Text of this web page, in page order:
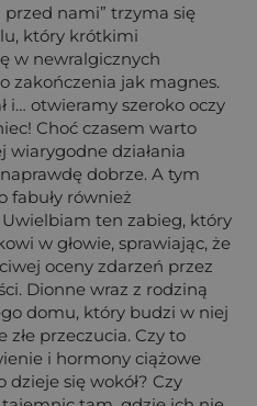
przed nami” trzyma się
który krótkimi
w newralgicznych
zakończenia jak magnes.
i… otwieramy szeroko oczy
Choć czasem warto
działania
dobrze. A tym
fabuły również
ten zabieg, który
w głowie, sprawiając, że
oceny zdarzeń przez
Dionne wraz z rodziną
domu, który budzi w niej
przeczucia. Czy to
i hormony ciążowe
dzieje się wokół? Czy